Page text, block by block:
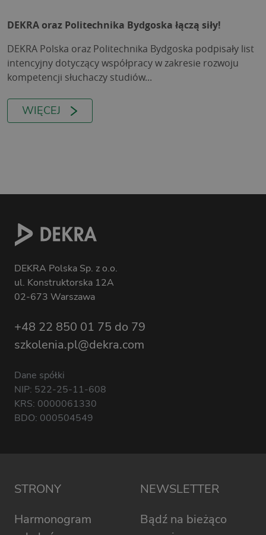
DEKRA oraz Politechnika Bydgoska łączą siły!
DEKRA Polska oraz Politechnika Bydgoska podpisały list
intencyjny dotyczący współpracy w zakresie rozwoju
kompetencji słuchaczy studiów...
WIĘCEJ
DEKRA Polska Sp. z o.o.
ul. Konstruktorska 12A
02-673 Warszawa
+48 22 850 01 75 do 79
szkolenia.pl@dekra.com
Dane spółki
NIP: 522-25-11-608
KRS: 0000061330
BDO: 000504549
STRONY
Harmonogram
NEWSLETTER
Bądź na bieżąco